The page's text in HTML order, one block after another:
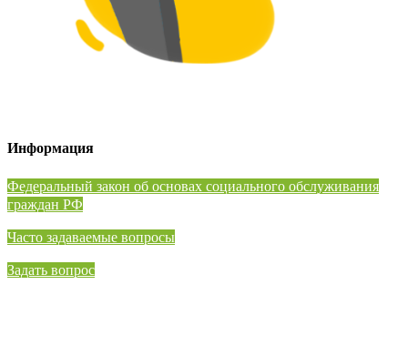
Информация
⁠Федеральный закон об основах социального обслуживания
граждан РФ
Часто задаваемые вопросы
Задать вопрос